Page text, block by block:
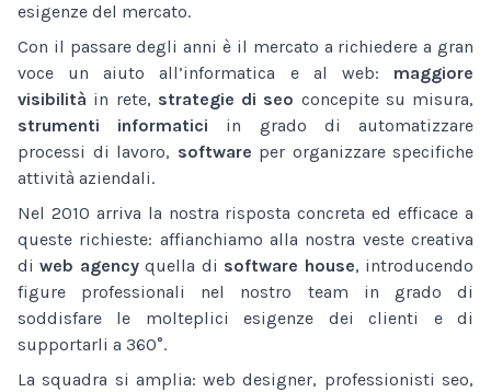
esigenze del mercato.
Con il passare degli anni è il mercato a richiedere a gran
voce un aiuto all’informatica e al web: maggiore
visibilità in rete, strategie di seo concepite su misura,
strumenti informatici in grado di automatizzare
processi di lavoro, software per organizzare specifiche
attività aziendali.
Nel 2010 arriva la nostra risposta concreta ed efficace a
queste richieste: affianchiamo alla nostra veste creativa
diweb agencyquella di software house, introducendo
figure professionali nel nostro team in grado di
soddisfare le molteplici esigenze dei clienti e di
supportarli a 360°.
La squadra si amplia: web designer, professionisti seo,